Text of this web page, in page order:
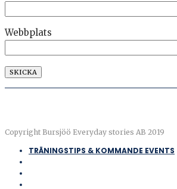
Webbplats
Copyright Bursjöö Everyday stories AB 2019
TRÄNINGSTIPS & KOMMANDE EVENTS